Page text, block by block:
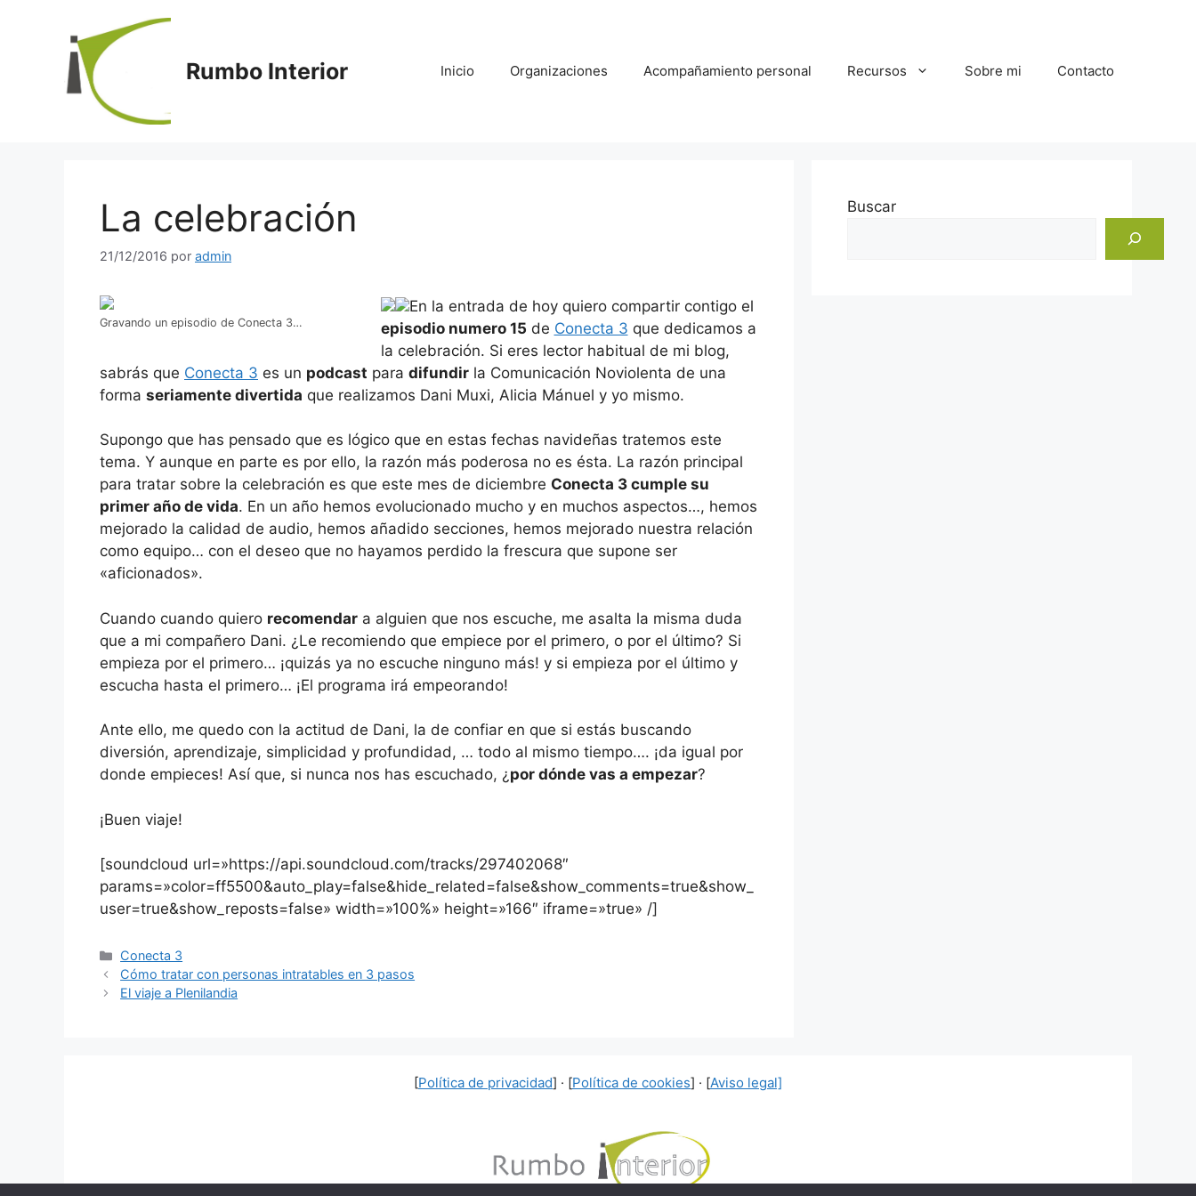
contenido
Rumbo Interior Inicio Organizaciones Acompañamiento personal Recursos Sobre mi Contacto
La celebración
21/12/2016 por admin
Gravando un episodio de Conecta 3…
En la entrada de hoy quiero compartir contigo el
episodio numero 15 de Conecta 3 que dedicamos a
la celebración. Si eres lector habitual de mi blog,
sabrás que Conecta 3 es un podcast para difundir la Comunicación Noviolenta de una
forma seriamente divertida que realizamos Dani Muxi, Alicia Mánuel y yo mismo.
Supongo que has pensado que es lógico que en estas fechas navideñas tratemos este
tema. Y aunque en parte es por ello, la razón más poderosa no es ésta. La razón principal
para tratar sobre la celebración es que este mes de diciembre Conecta 3 cumple su
primer año de vida. En un año hemos evolucionado mucho y en muchos aspectos…, hemos
mejorado la calidad de audio, hemos añadido secciones, hemos mejorado nuestra relación
como equipo… con el deseo que no hayamos perdido la frescura que supone ser
«aficionados».
Cuando cuando quiero recomendar a alguien que nos escuche, me asalta la misma duda
que a mi compañero Dani. ¿Le recomiendo que empiece por el primero, o por el último? Si
empieza por el primero… ¡quizás ya no escuche ninguno más! y si empieza por el último y
escucha hasta el primero… ¡El programa irá empeorando!
Ante ello, me quedo con la actitud de Dani, la de confiar en que si estás buscando
diversión, aprendizaje, simplicidad y profundidad, … todo al mismo tiempo…. ¡da igual por
donde empieces! Así que, si nunca nos has escuchado, ¿ por dónde vas a empezar?
¡Buen viaje!
[soundcloud url=»https://api.soundcloud.com/tracks/297402068″
params=»color=ff5500&auto_play=false&hide_related=false&show_comments=true&show_
user=true&show_reposts=false» width=»100%» height=»166″ iframe=»true» /]
Categorías
Conecta 3
Cómo tratar con personas intratables en 3 pasos
El viaje a Plenilandia
Buscar
[Política de privacidad] · [Política de cookies] · [Aviso legal]